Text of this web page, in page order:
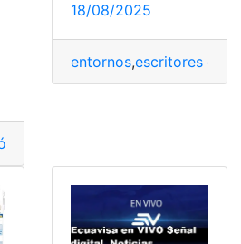
18/08/2025
entornos,escritores de